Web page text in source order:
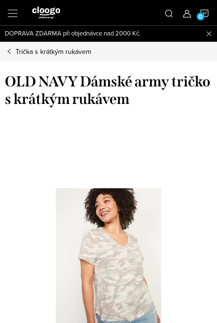
obsah
DOPRAVA ZDARMA při objednávce nad 2000 Kč.
Trička s krátkým rukávem
OLD NAVY Dámské army tričko
s krátkým rukávem